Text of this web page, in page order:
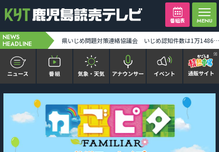
番組表
NEWS
HEADLINE 日本ガスが桜島大根の新商品を開発 鹿児島市・下鶴市長「辛すぎずちょうどいい味わい」 [2026-08-10 12:05:00] 県いじめ問題対策連絡協議会 いじめ認知件数は1万1486件 関係機関の連携を強化 [2026-08-10 12:06:00]
かごピタ FAMILIAR
KYT news every かごしま
かごしまソロ活